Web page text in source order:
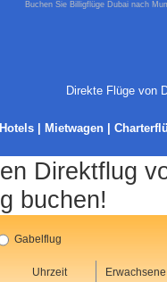
Buchen Sie Billigflüge Dubai nach
Direkte Flüge von
Hotels Mietwagen
Gabelflug
Uhrzeit Erwachsene